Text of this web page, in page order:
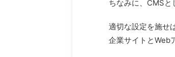
ちなみに、CMSと
適切な設定を施せ
企業サイトとWeb